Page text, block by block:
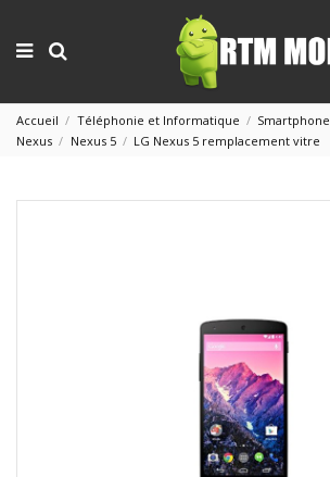
Accueil Téléphonie et Informatique Smartphone
Nexus
Nexus 5 LG Nexus 5 remplacement vitre